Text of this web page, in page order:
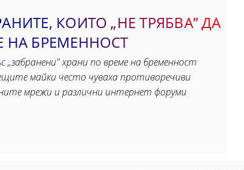
КОИТО „НЕ ТРЯБВА” ДА
НА БРЕМЕННОСТ
„забранени" храни по време на бременност
майки често чуваха противоречиви
мрежи и различни интернет форуми